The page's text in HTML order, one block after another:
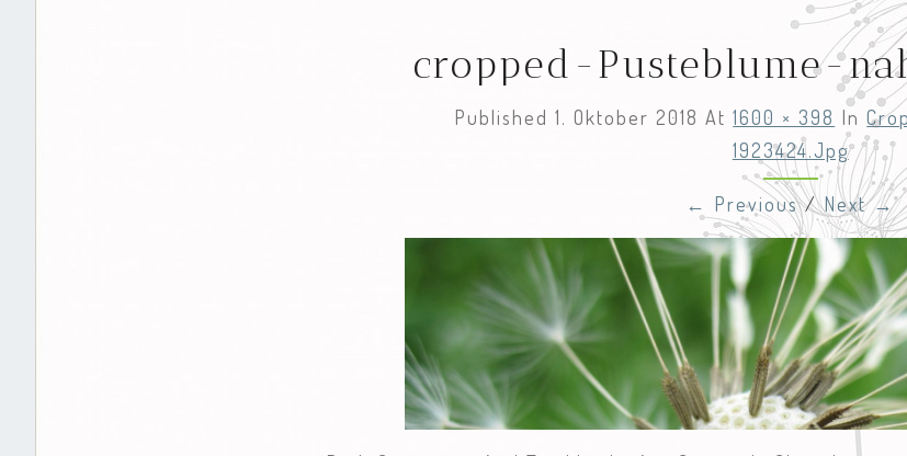
cropped-Pusteblume-
Published1. Oktober 2018 At1600 × 398 In
1923424.jpg
← Previous/Next →